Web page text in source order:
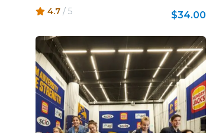
4.7 / 5 $34.00